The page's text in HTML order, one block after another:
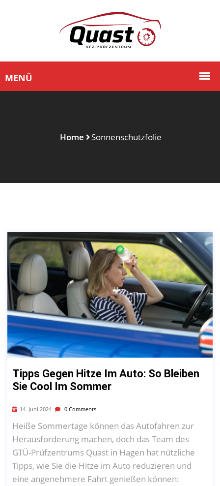
Home Sonnenschutzfolie
Tipps Gegen Hitze Im Auto: So Bleiben
Sie Cool Im Sommer
14. Juni 2024 0 Comments
Heiße Sommertage können das Autofahren zur
Herausforderung machen, doch das Team des
GTÜ-Prüfzentrums Quast in Hagen hat nützliche
Tipps, wie Sie die Hitze im Auto reduzieren und
eine angenehmere Fahrt genießen können: